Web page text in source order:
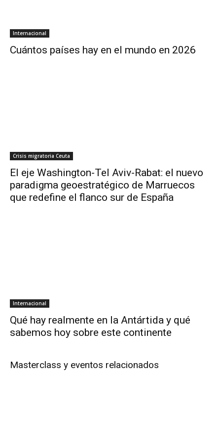
Internacional
Cuántos países hay en el mundo en 2026
Crisis migratoria Ceuta
El eje Washington-Tel Aviv-Rabat: el nuevo
paradigma geoestratégico de Marruecos
que redefine el flanco sur de España
Internacional
Qué hay realmente en la Antártida y qué
sabemos hoy sobre este continente
Masterclass y eventos relacionados